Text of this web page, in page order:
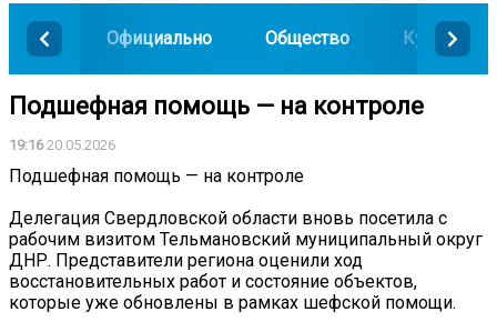
Официально Общество Культура
Подшефная помощь — на контроле
19:1620.05.2026
Подшефная помощь — на контроле
Делегация Свердловской области вновь посетила с
рабочим визитом Тельмановский муниципальный округ
ДНР. Представители региона оценили ход
восстановительных работ и состояние объектов,
которые уже обновлены в рамках шефской помощи.